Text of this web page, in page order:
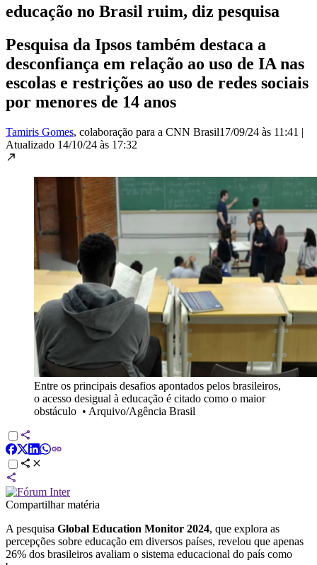
educação no Brasil ruim, diz pesquisa
Pesquisa da Ipsos também destaca a
desconfiança em relação ao uso de IA nas
escolas e restrições ao uso de redes sociais
por menores de 14 anos
Tamiris Gomes, colaboração para a CNN Brasil17/09/24 às 11:41 |
Atualizado 14/10/24 às 17:32
Entre os principais desafios apontados pelos brasileiros,
o acesso desigual à educação é citado como o maior
obstáculo • Arquivo/Agência Brasil
Compartilhar matéria
A pesquisa Global Education Monitor 2024, que explora as
percepções sobre educação em diversos países, revelou que apenas
26% dos brasileiros avaliam o sistema educacional do país como